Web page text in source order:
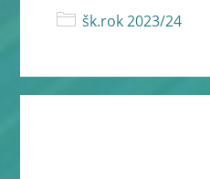
šk.rok 2023/24